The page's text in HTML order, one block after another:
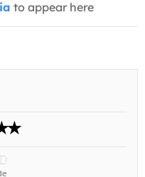
to appear here